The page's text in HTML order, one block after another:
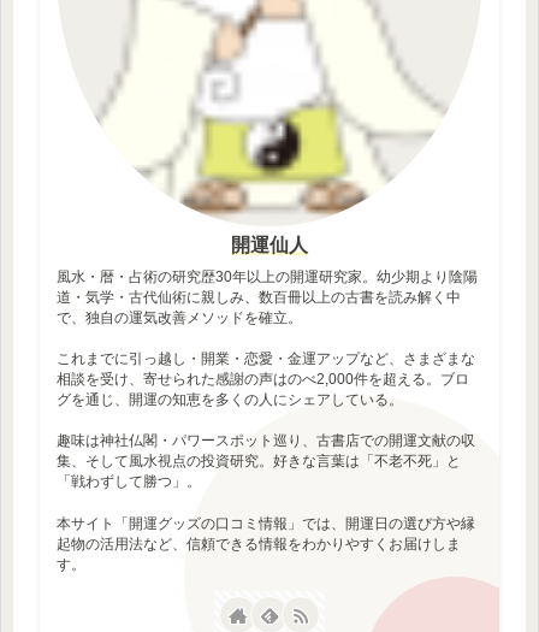
開運仙人
風水・暦・占術の研究歴30年以上の開運研究家。幼少期より陰陽
道・気学・古代仙術に親しみ、数百冊以上の古書を読み解く中
で、独自の運気改善メソッドを確立。
これまでに引っ越し・開業・恋愛・金運アップなど、さまざまな
相談を受け、寄せられた感謝の声はのべ2,000件を超える。ブロ
グを通じ、開運の知恵を多くの人にシェアしている。
趣味は神社仏閣・パワースポット巡り、古書店での開運文献の収
集、そして風水視点の投資研究。好きな言葉は「不老不死」と
「戦わずして勝つ」。
本サイト「開運グッズの口コミ情報」では、開運日の選び方や縁
起物の活用法など、信頼できる情報をわかりやすくお届けしま
す。